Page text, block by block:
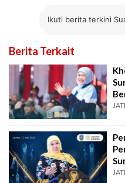
Ikuti berita terkini
Berita Terkait